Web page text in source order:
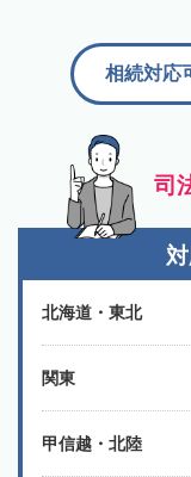
司
相続対応
北海道・東北
関東
甲信越・北陸